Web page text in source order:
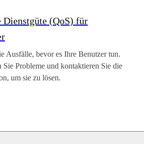
Dienstgüte (QoS) für
Ausfälle, bevor es Ihre Benutzer tun.
Sie Probleme und kontaktieren Sie die
um sie zu lösen.